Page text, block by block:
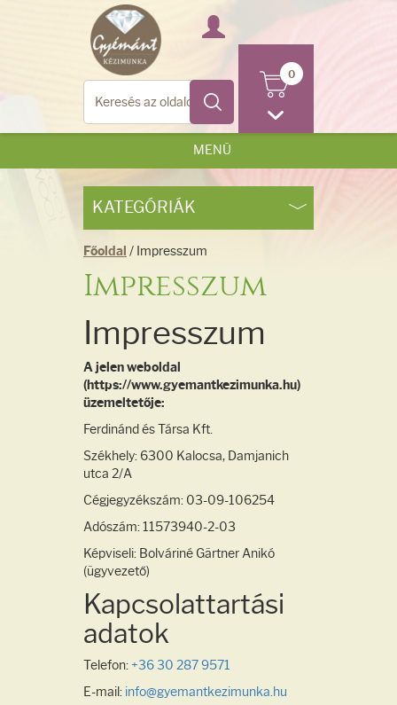
0
MENÜ
KATEGÓRIÁK
Főoldal / Impresszum
Impresszum
Impresszum
A jelen weboldal
(https://www.gyemantkezimunka.hu)
üzemeltetője:
Ferdinánd és Társa Kft.
Székhely: 6300 Kalocsa, Damjanich
utca 2/A
Cégjegyzékszám: 03-09-106254
Adószám: 11573940-2-03
Képviseli: Bolváriné Gärtner Anikó
(ügyvezető)
Kapcsolattartási
adatok
Telefon: +36 30 287 9571
E-mail: info@gyemantkezimunka.hu